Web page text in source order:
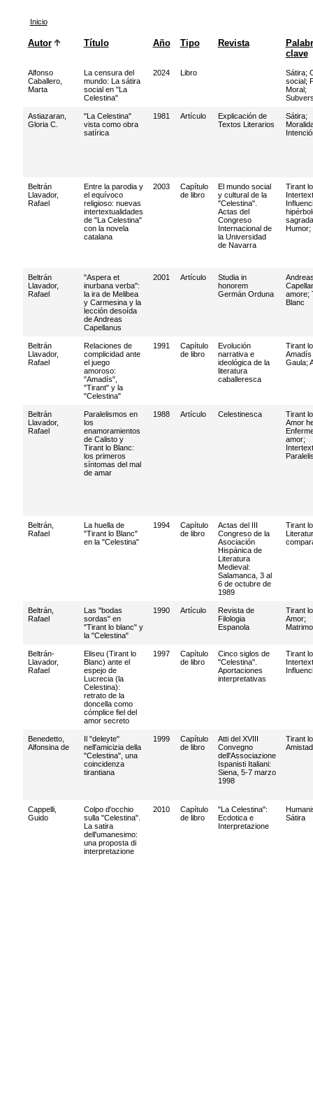
Inicio
Autor Título Año Tipo Revista
clave
Alfonso
Caballero,
Marta
La censura del
mundo: La sátira
social en "La
Celestina"
2024 Libro Sátira;
social;
Moral;
Astiazaran,
Gloria C.
"La Celestina"
vista como obra
satírica
1981 Artículo
Explicación de
Textos Literarios
Sátira;
Beltrán
Llavador,
Rafael
Entre la parodia y
el equívoco
religioso: nuevas
intertextualidades
de "La Celestina"
con la novela
catalana
2003
Capítulo
de libro
El mundo social
y cultural de la
"Celestina".
Actas del
Congreso
Internacional de
la Universidad
de Navarra
Tirant
sagrada
Humor;
Beltrán
Llavador,
Rafael
"Aspera et
inurbana verba":
la ira de Melibea
y Carmesina y la
lección desoída
de Andreas
Capellanus
2001 Artículo
Studia in
honorem
Germán Orduna
amore;
Blanc
Beltrán
Llavador,
Rafael
Relaciones de
complicidad ante
el juego
amoroso:
"Amadís",
"Tirant" y la
"Celestina"
1991
Capítulo
de libro
Evolución
narrativa e
ideológica de la
literatura
caballeresca
Tirant
Amadís
Gaula;
Beltrán
Llavador,
Rafael
Paralelismos en
los
enamoramientos
de Calisto y
Tirant lo Blanc:
los primeros
síntomas del mal
de amar
1988 Artículo Celestinesca
Tirant
Amor
amor;
Beltrán,
Rafael
La huella de
"Tirant lo Blanc"
en la "Celestina"
1994
Capítulo
de libro
Actas del III
Congreso de la
Asociación
Hispánica de
Literatura
Medieval:
Salamanca, 3 al
6 de octubre de
1989
Tirant
Beltrán,
Rafael
Las "bodas
sordas" en
"Tirant lo blanc" y
la "Celestina"
1990 Artículo
Revista de
Filologia
Espanola
Tirant
Amor;
Beltrán-
Llavador,
Rafael
Eliseu (Tirant lo
Blanc) ante el
espejo de
Lucrecia (la
Celestina):
retrato de la
doncella como
cómplice fiel del
amor secreto
1997
Capítulo
de libro
Cinco siglos de
"Celestina".
Aportaciones
interpretativas
Tirant
Benedetto,
Alfonsina de
Il "deleyte"
nell'amicizia della
"Celestina", una
coincidenza
tirantiana
1999
Capítulo
de libro
Atti del XVIII
Convegno
dell'Associazione
Ispanisti Italiani:
Siena, 5-7 marzo
1998
Tirant
Amistad
Cappelli,
Guido
Colpo d'occhio
sulla "Celestina".
La satira
dell'umanesimo:
una proposta di
interpretazione
2010
Capítulo
de libro
"La Celestina":
Ecdotica e
Interpretazione
Sátira